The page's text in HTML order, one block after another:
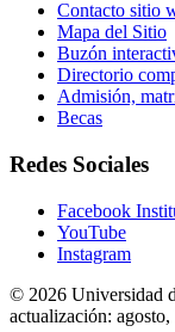
Contacto sitio
Mapa del Sitio
Buzón
Directorio
Admisión,
Becas
Redes Sociales
Facebook
YouTube
Instagram
© 2026 Universidad
actualización: agosto,